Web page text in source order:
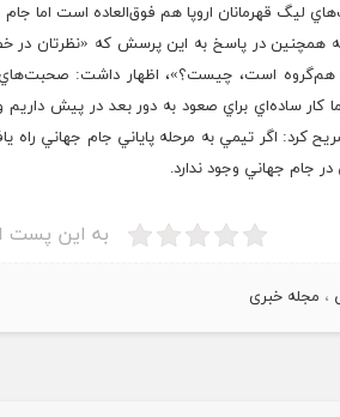
ليگ قهرمانان اروپا هم فوق‌العاده است اما
هم‌گروه است، چيست؟»، اظهار داشت: صحبت‌هاي
کار ساده‌اي براي صعود به دور بعد در پيش
کرد: اگر تيمي به مرحله پاياني جام جهاني
جام جهاني وجود ندارد.
به این پست
، مجله خبری